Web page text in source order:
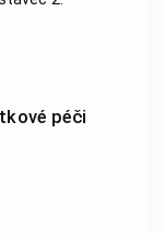
péči